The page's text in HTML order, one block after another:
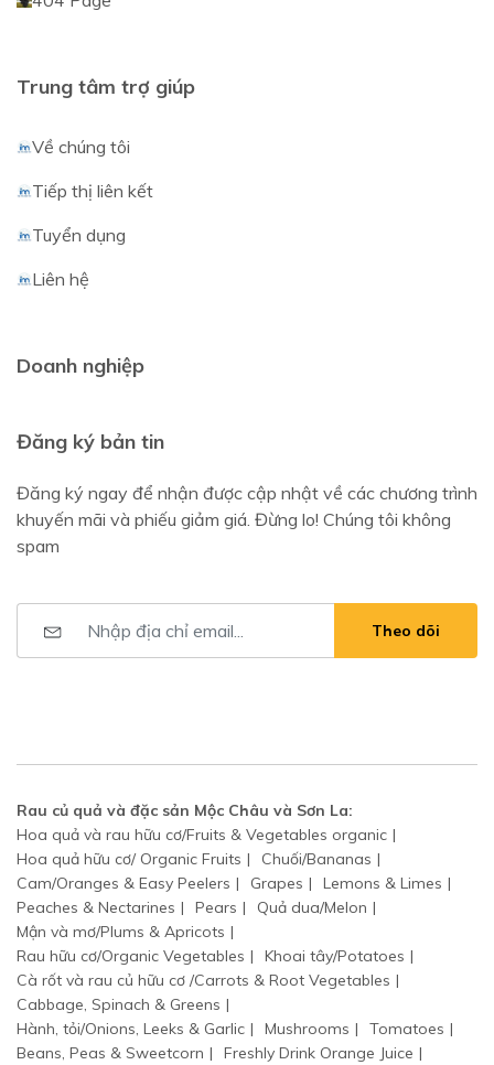
Trung tâm trợ giúp
Về chúng tôi
Tiếp thị liên kết
Tuyển dụng
Liên hệ
Doanh nghiệp
Đăng ký bản tin
Đăng ký ngay để nhận được cập nhật về các chương trình
khuyến mãi và phiếu giảm giá. Đừng lo! Chúng tôi không
spam
Theo dõi
Rau củ quả và đặc sản Mộc Châu và Sơn La:
Hoa quả và rau hữu cơ/Fruits & Vegetables organic
Hoa quả hữu cơ/ Organic Fruits
Chuối/Bananas
Cam/Oranges & Easy Peelers
Grapes
Lemons & Limes
Peaches & Nectarines
Pears
Quả dua/Melon
Mận và mơ/Plums & Apricots
Rau hữu cơ/Organic Vegetables
Khoai tây/Potatoes
Cà rốt và rau củ hữu cơ /Carrots & Root Vegetables
Cabbage, Spinach & Greens
Hành, tỏi/Onions, Leeks & Garlic
Mushrooms
Tomatoes
Beans, Peas & Sweetcorn
Freshly Drink Orange Juice